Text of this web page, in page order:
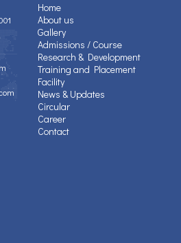
Home
About us
Gallery
Admissions / Course
Research & Development
Training and Placement
Facility
News & Updates
Circular
Career
Contact